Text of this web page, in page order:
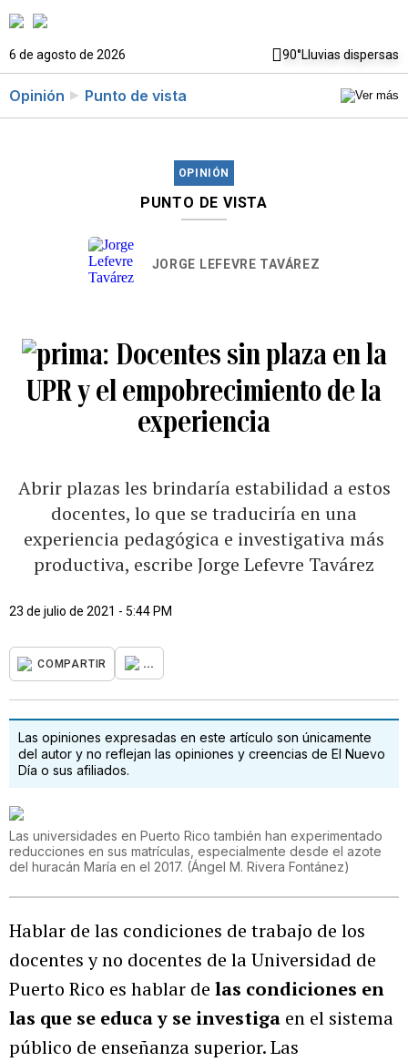
6 de agosto de 2026 90°Lluvias dispersas
Opinión Punto de vista
OPINIÓN
PUNTO DE VISTA
JORGE LEFEVRE TAVÁREZ
Docentes sin plaza en la
UPR y el empobrecimiento de la
experiencia
Abrir plazas les brindaría estabilidad a estos
docentes, lo que se traduciría en una
experiencia pedagógica e investigativa más
productiva, escribe Jorge Lefevre Tavárez
23 de julio de 2021 - 5:44 PM
COMPARTIR ...
Las opiniones expresadas en este artículo son únicamente
del autor y no reflejan las opiniones y creencias de El Nuevo
Día o sus afiliados.
Las universidades en Puerto Rico también han experimentado
reducciones en sus matrículas, especialmente desde el azote
del huracán María en el 2017. (Ángel M. Rivera Fontánez)
Hablar de las condiciones de trabajo de los
docentes y no docentes de la Universidad de
Puerto Rico es hablar de las condiciones en
las que se educa y se investiga en el sistema
público de enseñanza superior. Las